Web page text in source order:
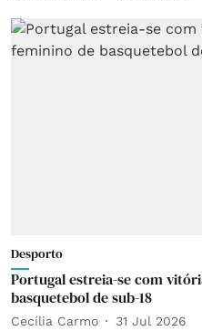
Desporto
Portugal estreia-se com
basquetebol de sub-18
Cecília Carmo 31 Jul 2026